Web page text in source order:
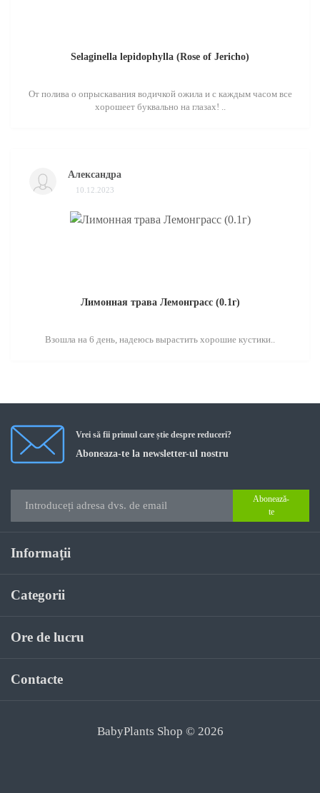
Selaginella lepidophylla (Rose of Jericho)
От полива о опрыскавания водичкой ожила и с каждым часом все
хорошеет буквально на глазах! ..
Александра
10.12.2023
Лимонная трава Лемонграсс (0.1г)
Взошла на 6 день, надеюсь вырастить хорошие кустики..
Vrei să fii primul care știe despre reduceri?
Aboneaza-te la newsletter-ul nostru
Abonează-
te
Informaţii
Categorii
Ore de lucru
Contacte
BabyPlants Shop © 2026